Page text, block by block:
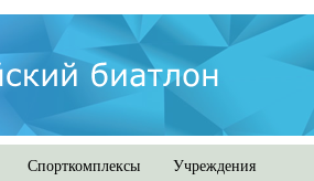
Спорткомплексы Учреждения